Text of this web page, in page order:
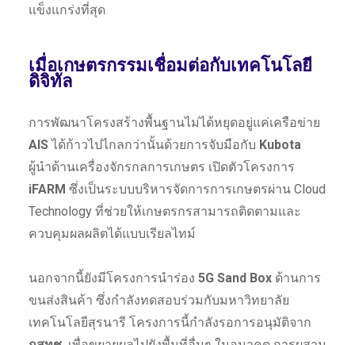
แข็งแกร่งที่สุด
เมื่อเกษตรกรรมเชื่อมต่อกับเทคโนโลยี
ดิจิทัล
การพัฒนาโครงสร้างพื้นฐานไม่ได้หยุดอยู่แค่เครือข่าย
AISได้ก้าวไปไกลกว่านั้นด้วยการจับมือกับ Kubota
ผู้นำด้านเครื่องจักรกลการเกษตร เปิดตัวโครงการ
iFARM ซึ่งเป็นระบบบริหารจัดการการเกษตรผ่าน Cloud
Technology ที่ช่วยให้เกษตรกรสามารถติดตามและ
ควบคุมผลผลิตได้แบบเรียลไทม์
นอกจากนี้ยังมีโครงการนำร่อง 5G Sand Boxด้านการ
ขนส่งสินค้า ซึ่งกำลังทดสอบร่วมกับมหาวิทยาลัย
เทคโนโลยีสุรนารี โครงการนี้กำลังรอการอนุมัติจาก